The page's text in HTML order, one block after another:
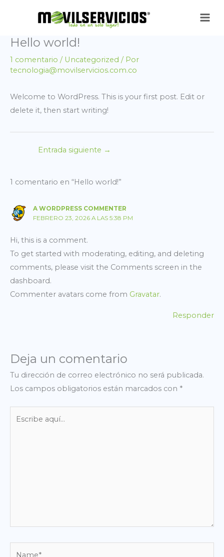
Hello world!
1 comentario / Uncategorized / Por
tecnologia@movilservicios.com.co
Welcome to WordPress. This is your first post. Edit or
delete it, then start writing!
Entrada siguiente →
1 comentario en “Hello world!”
A WORDPRESS COMMENTER
FEBRERO 23, 2026 A LAS 5:38 PM
Hi, this is a comment.
To get started with moderating, editing, and deleting
comments, please visit the Comments screen in the
dashboard.
Commenter avatars come from Gravatar.
Responder
Deja un comentario
Tu dirección de correo electrónico no será publicada.
Los campos obligatorios están marcados con *